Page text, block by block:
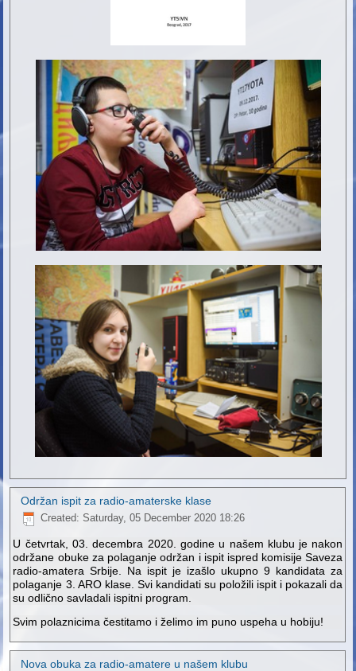
Održan ispit za radio-amaterske klase
Created: Saturday, 05 December 2020 18:26
U četvrtak, 03. decembra 2020. godine u našem klubu je nakon
održane obuke za polaganje održan i ispit ispred komisije Saveza
radio-amatera Srbije. Na ispit je izašlo ukupno 9 kandidata za
polaganje 3. ARO klase. Svi kandidati su položili ispit i pokazali da
su odlično savladali ispitni program.
Svim polaznicima čestitamo i želimo im puno uspeha u hobiju!
Nova obuka za radio-amatere u našem klubu